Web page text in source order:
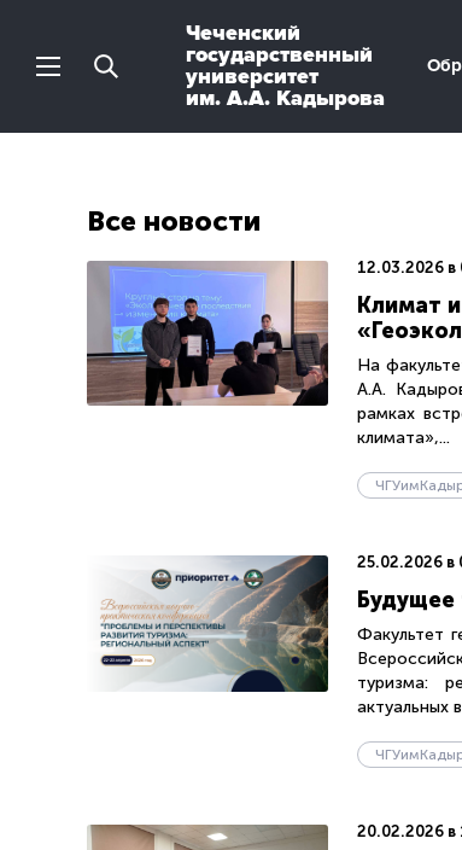
Чеченский
государственный
университет
им. А.А. Кадырова
Все новости
12.03.2026 в
Климат
На
А.А.
рамках
климата»,...
25.02.2026 в
Факультет
туризма:
актуальных
20.02.2026 в